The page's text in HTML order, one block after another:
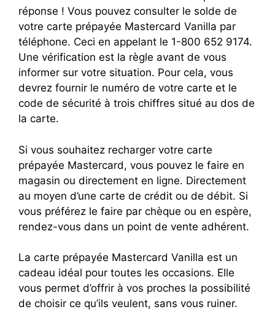
réponse ! Vous pouvez consulter le solde de
votre carte prépayée Mastercard Vanilla par
téléphone. Ceci en appelant le 1-800 652 9174.
Une vérification est la règle avant de vous
informer sur votre situation. Pour cela, vous
devrez fournir le numéro de votre carte et le
code de sécurité à trois chiffres situé au dos de
la carte.
Si vous souhaitez recharger votre carte
prépayée Mastercard, vous pouvez le faire en
magasin ou directement en ligne. Directement
au moyen d’une carte de crédit ou de débit. Si
vous préférez le faire par chèque ou en espère,
rendez-vous dans un point de vente adhérent.
La carte prépayée Mastercard Vanilla est un
cadeau idéal pour toutes les occasions. Elle
vous permet d’offrir à vos proches la possibilité
de choisir ce qu’ils veulent, sans vous ruiner.